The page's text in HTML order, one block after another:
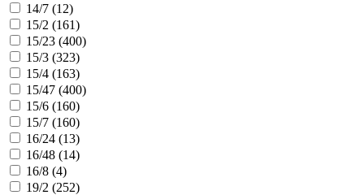
14/7 (12)
15/2 (161)
15/23 (400)
15/3 (323)
15/4 (163)
15/47 (400)
15/6 (160)
15/7 (160)
16/24 (13)
16/48 (14)
16/8 (4)
19/2 (252)